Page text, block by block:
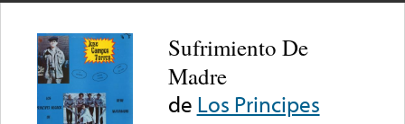
Sufrimiento De
Madre
de Los Principes